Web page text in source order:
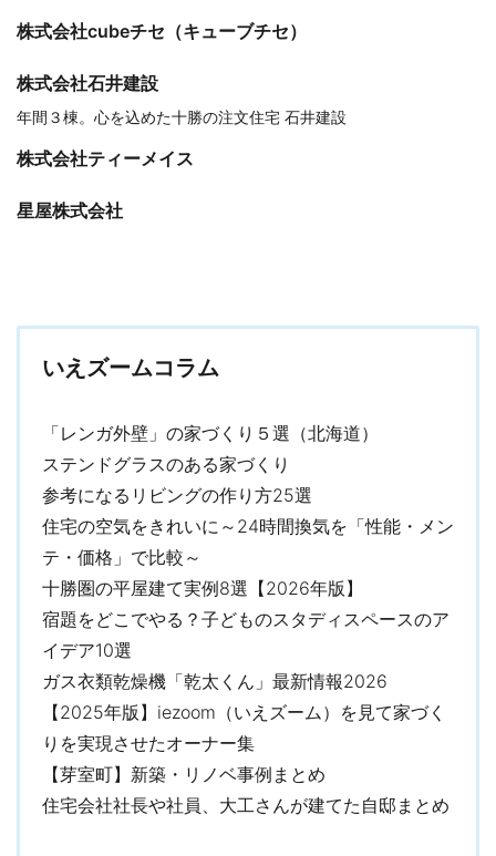
株式会社cubeチセ（キューブチセ）
株式会社石井建設
年間３棟。心を込めた十勝の注文住宅 石井建設
株式会社ティーメイス
星屋株式会社
いえズームコラム
「レンガ外壁」の家づくり５選（北海道）
ステンドグラスのある家づくり
参考になるリビングの作り方25選
住宅の空気をきれいに～24時間換気を「性能・メン
テ・価格」で比較～
十勝圏の平屋建て実例8選【2026年版】
宿題をどこでやる？子どものスタディスペースのア
イデア10選
ガス衣類乾燥機「乾太くん」最新情報2026
【2025年版】iezoom（いえズーム）を見て家づく
りを実現させたオーナー集
【芽室町】新築・リノベ事例まとめ
住宅会社社長や社員、大工さんが建てた自邸まとめ